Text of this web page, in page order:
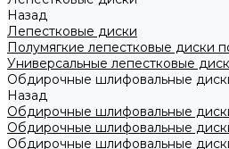
Назад
Лепестковые диски
Полумягкие лепестковые диски
Универсальные лепестковые
Обдирочные шлифовальные
Назад
Обдирочные шлифовальные
Обдирочные шлифовальные
Обдирочные шлифовальные